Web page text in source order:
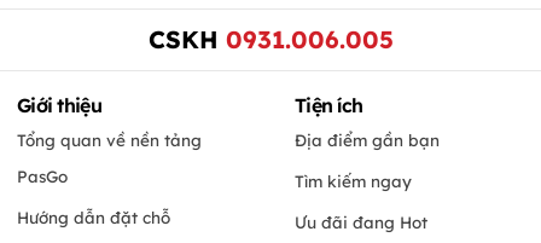
CSKH 0931.006.005
Giới thiệu
Tổng quan về nền tảng
PasGo
Hướng dẫn đặt chỗ
Tiện ích
Địa điểm gần bạn
Tìm kiếm ngay
Ưu đãi đang Hot